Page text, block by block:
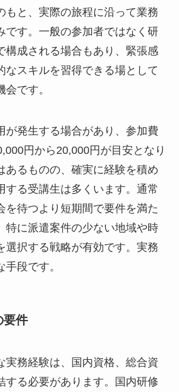
もと、実際の旅程に沿って業務
です。一般の参加者ではなく研
構成される場合もあり、緊張感
なスキルを習得できる場として
です。
が発生する場合があり、参加費
円から20,000円が目安となり
あるものの、確実に経験を積め
する受講生は多くいます。通常
を待つより短期間で要件を満た
特に派遣案件の少ない地域や時
選択する戦略が有効です。実務
段です。
要件
実務経験は、国内資格、総合資
する必要があります。国内研修